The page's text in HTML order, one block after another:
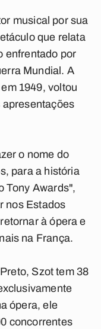
musical por sua
que relata
enfrentado por
Mundial. A
1949, voltou
apresentações
o nome do
para a história
Tony Awards",
nos Estados
à ópera e
na França.
Szot tem 38
ópera, ele
concorrentes